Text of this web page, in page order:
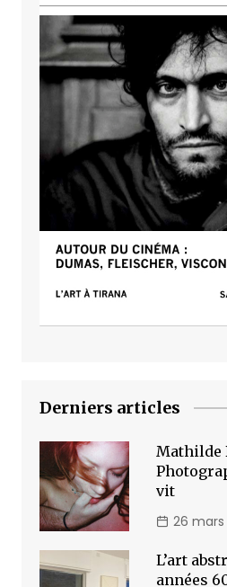
Derniers articles
Mathilde
vit
26 mars
L’art
années